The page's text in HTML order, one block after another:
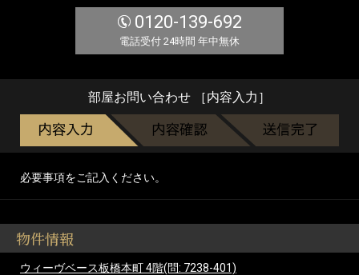
0120-139-692
電話受付 24時間 年中無休
部屋お問い合わせ ［内容入力］
必要事項をご記入ください。
物件情報
ウィーヴベース板橋本町 4階(問: 7238-401)